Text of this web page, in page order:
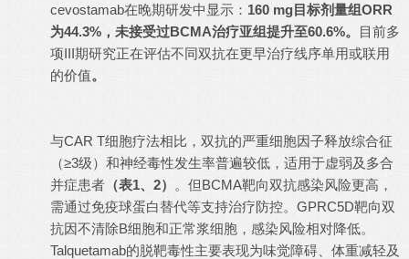
cevostamab在晚期研发中显示： 160 mg目标剂量组ORR
为44.3%，未接受过BCMA治疗亚组提升至60.6%。
目前多
项III期研究正在评估不同双抗在更早治疗线序单用或联用
的价值。
与CAR T细胞疗法相比，双抗的严重细胞因子释放综合征
（≥3级）和神经毒性发生率普遍较低，适用于虚弱及多合
并症患者 （表1、2）
。但BCMA靶向双抗感染风险更高，
需通过免疫球蛋白替代等支持治疗防控。GPRC5D靶向双
抗因不清除B细胞和正常浆细胞，感染风险相对降低。
Talquetamab的脱靶毒性主要表现为味觉障碍、体重减轻及